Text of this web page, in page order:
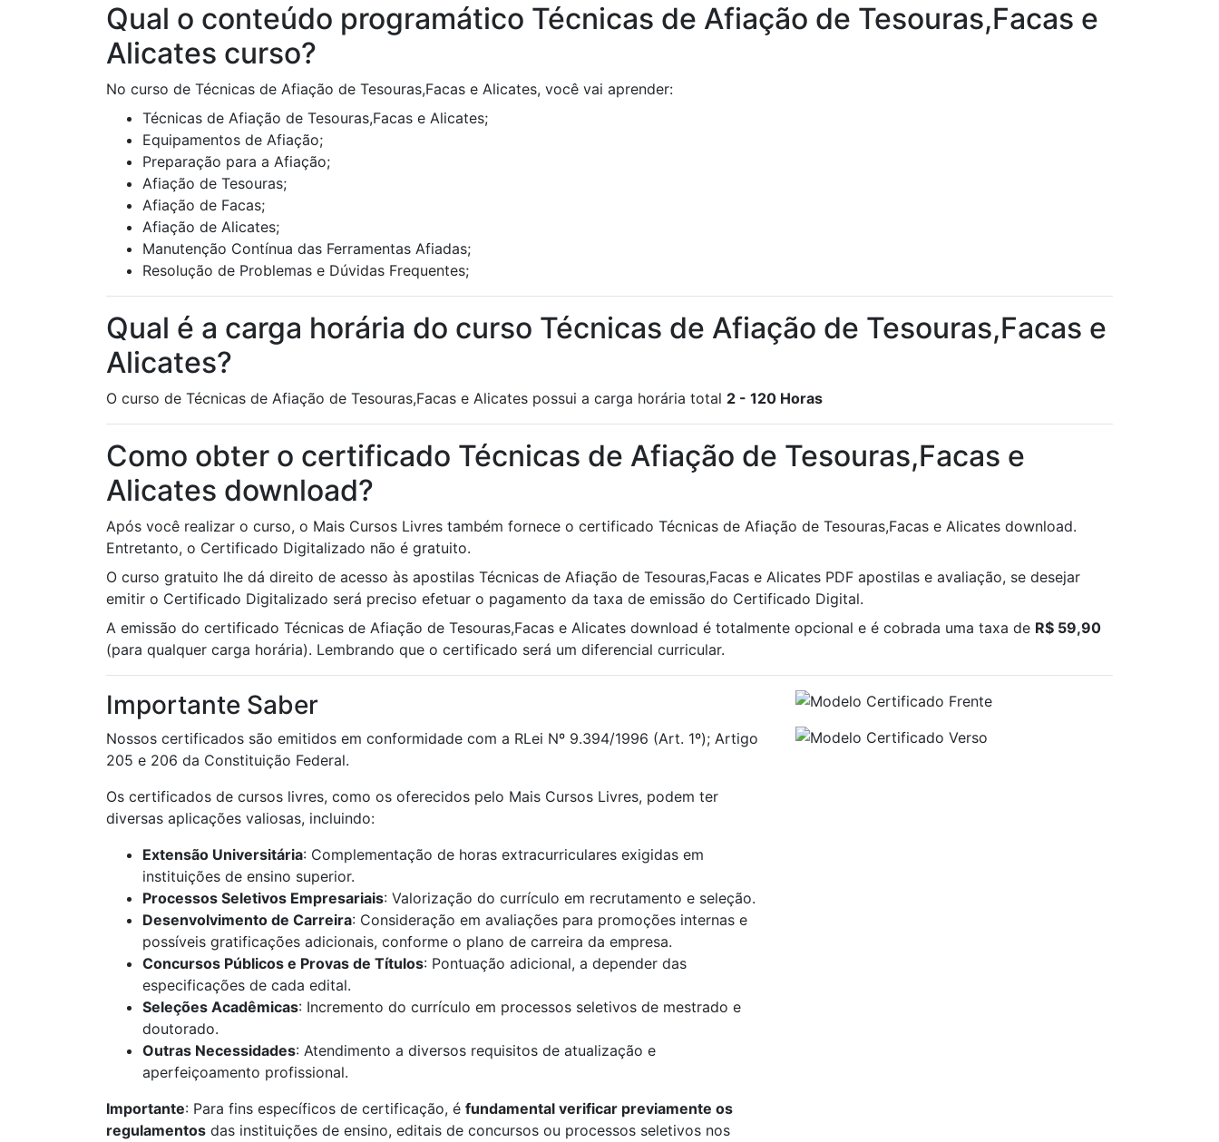
Qual o conteúdo programático Técnicas de Afiação de Tesouras,Facas e
Alicates curso?
No curso de Técnicas de Afiação de Tesouras,Facas e Alicates, você vai aprender:
Técnicas de Afiação de Tesouras,Facas e Alicates;
Equipamentos de Afiação;
Preparação para a Afiação;
Afiação de Tesouras;
Afiação de Facas;
Afiação de Alicates;
Manutenção Contínua das Ferramentas Afiadas;
Resolução de Problemas e Dúvidas Frequentes;
Qual é a carga horária do curso Técnicas de Afiação de Tesouras,Facas e
Alicates?
O curso de Técnicas de Afiação de Tesouras,Facas e Alicates possui a carga horária total 2 - 120 Horas
Como obter o certificado Técnicas de Afiação de Tesouras,Facas e
Alicates download?
Após você realizar o curso, o Mais Cursos Livres também fornece o certificado Técnicas de Afiação de Tesouras,Facas e Alicates download.
Entretanto, o Certificado Digitalizado não é gratuito.
O curso gratuito lhe dá direito de acesso às apostilas Técnicas de Afiação de Tesouras,Facas e Alicates PDF apostilas e avaliação, se desejar
emitir o Certificado Digitalizado será preciso efetuar o pagamento da taxa de emissão do Certificado Digital.
A emissão do certificado Técnicas de Afiação de Tesouras,Facas e Alicates download é totalmente opcional e é cobrada uma taxa de R$ 59,90
(para qualquer carga horária). Lembrando que o certificado será um diferencial curricular.
Importante Saber
Nossos certificados são emitidos em conformidade com a RLei Nº 9.394/1996 (Art. 1º); Artigo
205 e 206 da Constituição Federal.
Os certificados de cursos livres, como os oferecidos pelo Mais Cursos Livres, podem ter
diversas aplicações valiosas, incluindo:
Extensão Universitária: Complementação de horas extracurriculares exigidas em
instituições de ensino superior.
Processos Seletivos Empresariais: Valorização do currículo em recrutamento e seleção.
Desenvolvimento de Carreira: Consideração em avaliações para promoções internas e
possíveis gratificações adicionais, conforme o plano de carreira da empresa.
Concursos Públicos e Provas de Títulos: Pontuação adicional, a depender das
especificações de cada edital.
Seleções Acadêmicas: Incremento do currículo em processos seletivos de mestrado e
doutorado.
Outras Necessidades: Atendimento a diversos requisitos de atualização e
aperfeiçoamento profissional.
Importante: Para fins específicos de certificação, é fundamental verificar previamente os
regulamentos das instituições de ensino, editais de concursos ou processos seletivos nos